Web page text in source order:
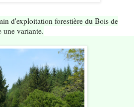
d'exploitation forestière du Bois de
une variante.